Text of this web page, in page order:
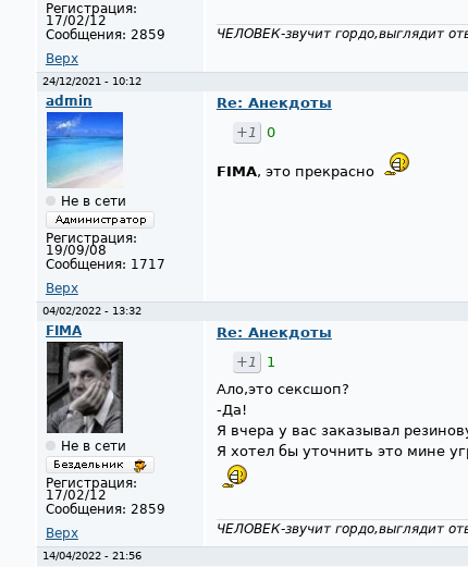
Регистрация:
17/02/12
Сообщения: 2859
Верх
ЧЕЛОВЕК-звучит гордо,выглядит
24/12/2021 - 10:12
admin
Не в сети
Регистрация:
19/09/08
Сообщения: 1717
Верх
Re: Анекдоты
+1
0
FIMA, это прекрасно
04/02/2022 - 13:32
FIMA
Не в сети
Регистрация:
17/02/12
Сообщения: 2859
Верх
Re: Анекдоты
+1
1
Ало,это сексшоп?
-Да!
Я вчера у вас заказывал
Я хотел бы уточнить это мине
ЧЕЛОВЕК-звучит гордо,выглядит
14/04/2022 - 21:56